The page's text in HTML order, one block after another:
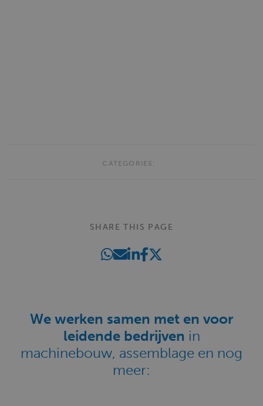
CATEGORIES:
SHARE THIS PAGE
We werken samen met en voor
leidende bedrijven in
machinebouw, assemblage en nog
meer: